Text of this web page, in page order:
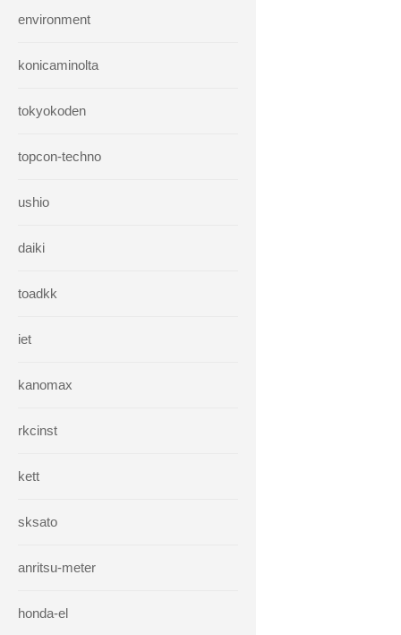
environment
konicaminolta
tokyokoden
topcon-techno
ushio
daiki
toadkk
iet
kanomax
rkcinst
kett
sksato
anritsu-meter
honda-el